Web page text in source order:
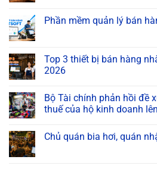
Phần mềm quản lý bán
Top 3 thiết bị bán hàng
2026
Bộ Tài chính phản hồi đề
thuế của hộ kinh doanh
Chủ quán bia hơi, quán